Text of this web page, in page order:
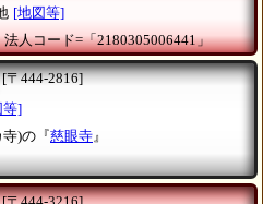
[地図等]
法人コード=「2180305006441」
[〒444-2816]
等]
)の『慈眼寺 』